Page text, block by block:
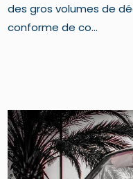
des gros volumes de
conforme de co...